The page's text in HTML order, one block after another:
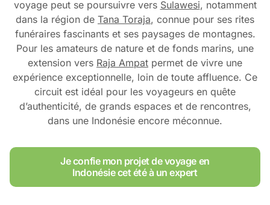
voyage peut se poursuivre vers Sulawesi, notamment
dans la région de Tana Toraja, connue pour ses rites
funéraires fascinants et ses paysages de montagnes.
Pour les amateurs de nature et de fonds marins, une
extension vers Raja Ampat permet de vivre une
expérience exceptionnelle, loin de toute affluence. Ce
circuit est idéal pour les voyageurs en quête
d’authenticité, de grands espaces et de rencontres,
dans une Indonésie encore méconnue.
Je confie mon projet de voyage en
Indonésie cet été à un expert